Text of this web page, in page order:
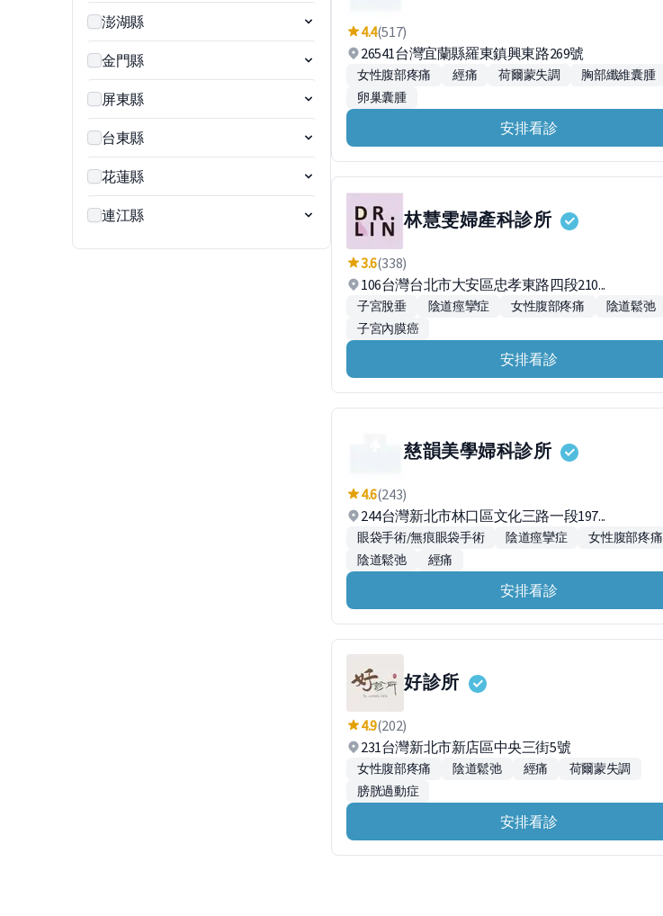
澎湖縣
金門縣
屏東縣
台東縣
花蓮縣
連江縣
4.4(517)
26541台灣宜蘭縣羅東鎮興東路269號
女性腹部疼痛 經痛 荷爾蒙失調
胸部纖維囊腫
卵巢囊腫
安排看診
林慧雯婦產科診所
3.6(338)
106台灣台北市大安區忠孝東路四段210...
子宮脫垂 陰道痙攣症 女性腹部疼痛
陰道鬆弛
子宮內膜癌
安排看診
慈韻美學婦科診所
4.6(243)
244台灣新北市林口區文化三路一段197...
眼袋手術/無痕眼袋手術 陰道痙攣症
女性腹部疼痛
陰道鬆弛
經痛
安排看診
好診所
4.9(202)
231台灣新北市新店區中央三街5號
女性腹部疼痛 陰道鬆弛 經痛
荷爾蒙失調
膀胱過動症
安排看診